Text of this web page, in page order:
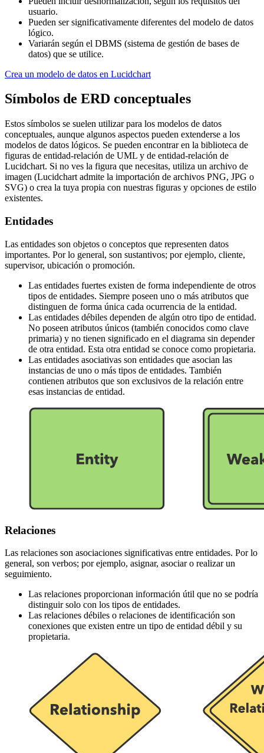
usuario.
Pueden ser significativamente diferentes del modelo de datos
lógico.
Variarán según el DBMS (sistema de gestión de bases de
datos) que se utilice.
Crea un modelo de datos en Lucidchart
Símbolos de ERD conceptuales
Estos símbolos se suelen utilizar para los modelos de datos
conceptuales, aunque algunos aspectos pueden extenderse a los
modelos de datos lógicos. Se pueden encontrar en la biblioteca de
figuras de entidad-relación de UML y de entidad-relación de
Lucidchart. Si no ves la figura que necesitas, utiliza un archivo de
imagen (Lucidchart admite la importación de archivos PNG, JPG o
SVG) o crea la tuya propia con nuestras figuras y opciones de estilo
existentes.
Entidades
Las entidades son objetos o conceptos que representen datos
importantes. Por lo general, son sustantivos; por ejemplo, cliente,
supervisor, ubicación o promoción.
Las entidades fuertes existen de forma independiente de otros
tipos de entidades. Siempre poseen uno o más atributos que
distinguen de forma única cada ocurrencia de la entidad.
Las entidades débiles dependen de algún otro tipo de entidad.
No poseen atributos únicos (también conocidos como clave
primaria) y no tienen significado en el diagrama sin depender
de otra entidad. Esta otra entidad se conoce como propietaria.
Las entidades asociativas son entidades que asocian las
instancias de uno o más tipos de entidades. También
contienen atributos que son exclusivos de la relación entre
esas instancias de entidad.
Relaciones
Las relaciones son asociaciones significativas entre entidades. Por lo
general, son verbos; por ejemplo, asignar, asociar o realizar un
seguimiento.
Las relaciones proporcionan información útil que no se podría
distinguir solo con los tipos de entidades.
Las relaciones débiles o relaciones de identificación son
conexiones que existen entre un tipo de entidad débil y su
propietaria.